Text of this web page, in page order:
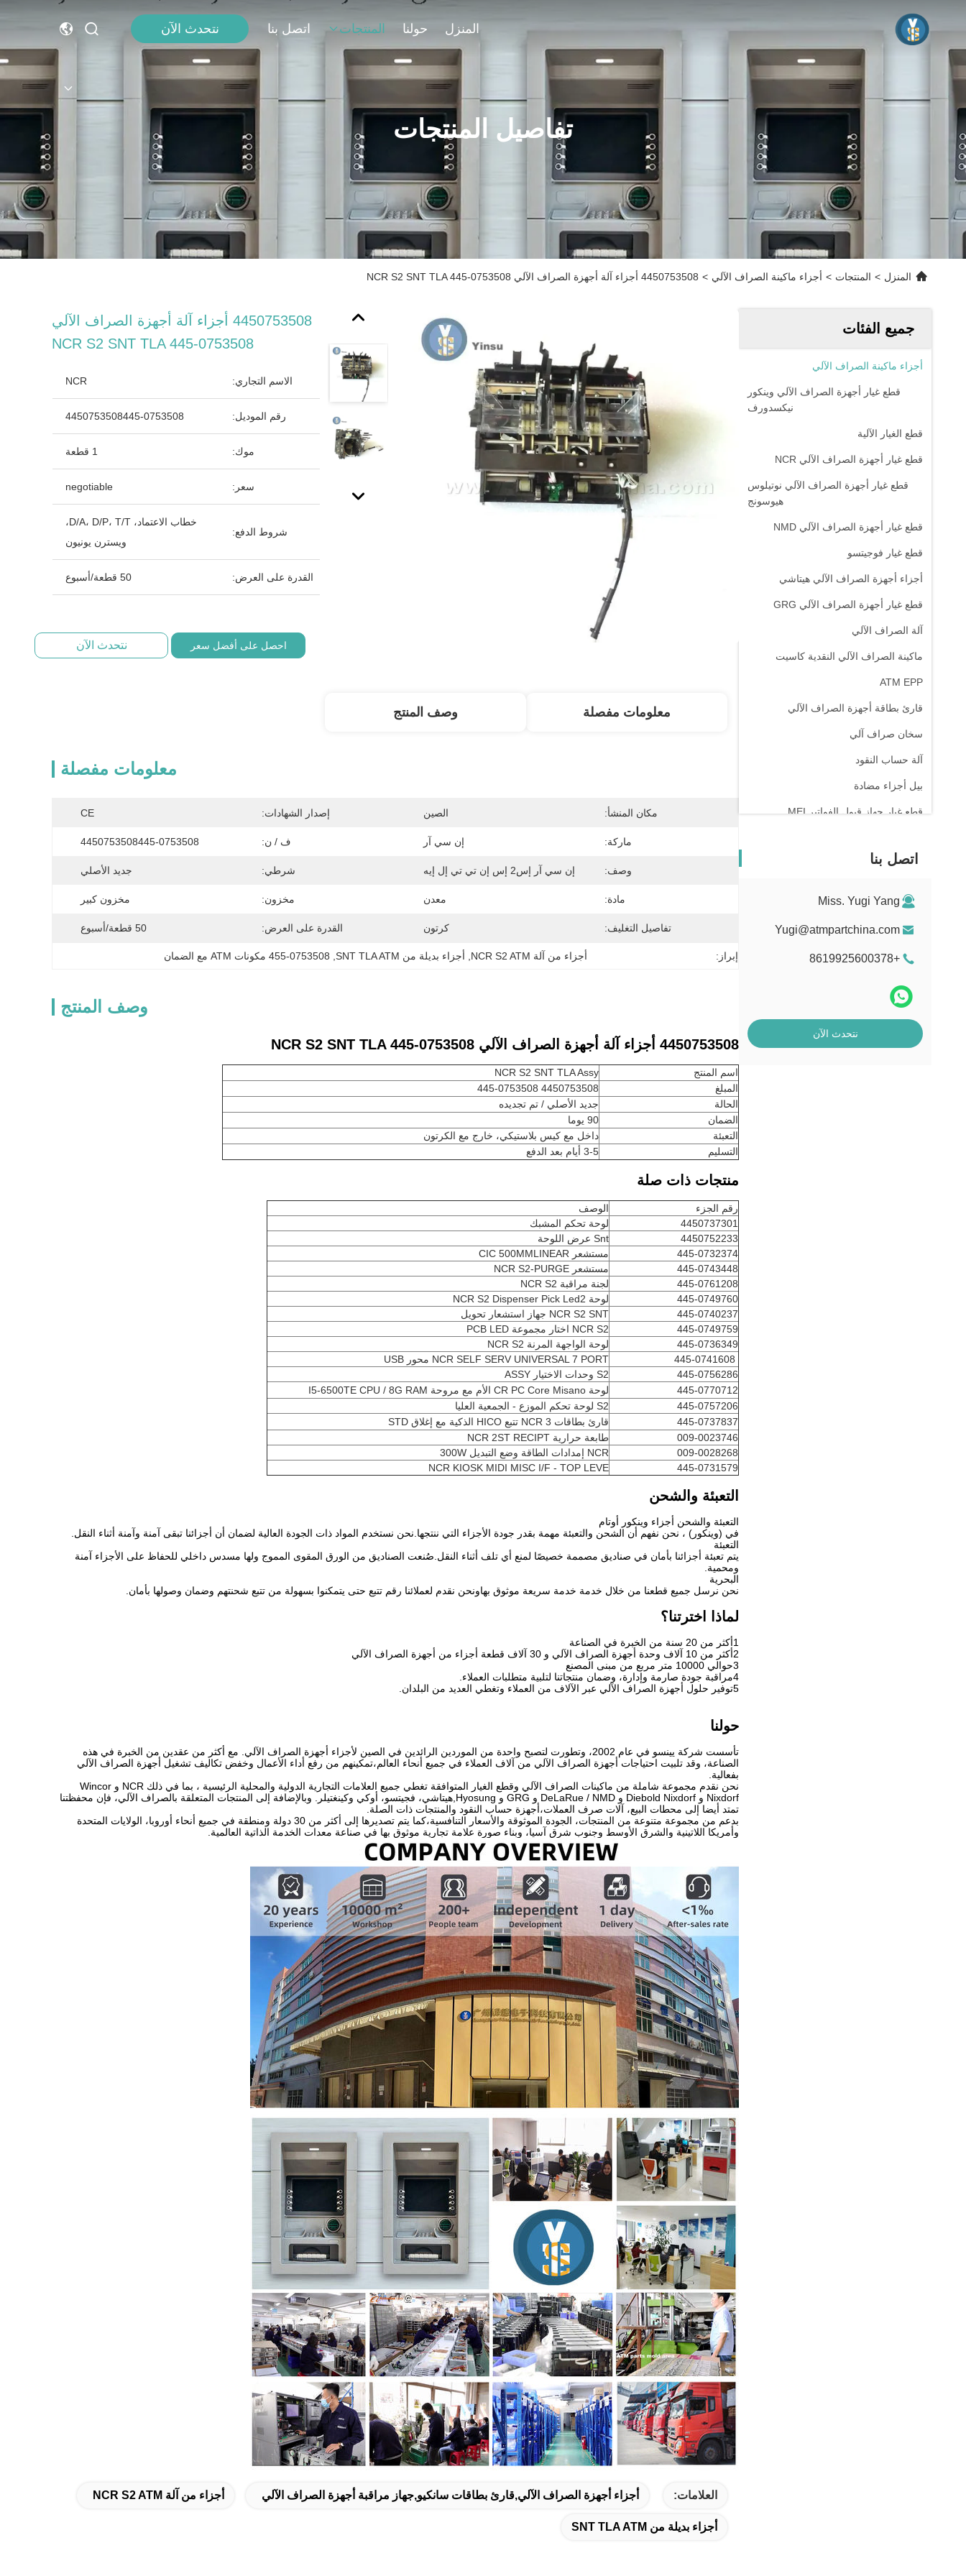
المنزل حولنا المنتجات اتصل بنا نتحدث الآن
تفاصيل المنتجات
المنزل > المنتجات > أجزاء ماكينة الصراف الآلي > 4450753508 أجزاء آلة أجهزة الصراف الآلي NCR S2 SNT TLA 445-0753508
جميع الفئات
أجزاء ماكينة الصراف الآلي
قطع غيار أجهزة الصراف الآلي وينكور
نيكسدورف
قطع الغيار الآلية
قطع غيار أجهزة الصراف الآلي NCR
قطع غيار أجهزة الصراف الآلي نوتيلوس
هيوسونج
قطع غيار أجهزة الصراف الآلي NMD
قطع غيار فوجيتسو
أجزاء أجهزة الصراف الآلي هيتاشي
قطع غيار أجهزة الصراف الآلي GRG
آلة الصراف الآلي
ماكينة الصراف الآلي النقدية كاسيت
ATM EPP
قارئ بطاقة أجهزة الصراف الآلي
سخان صراف آلي
آلة حساب النقود
بيل أجزاء مضادة
قطع غيار جهاز قبول الفواتير MEI
اتصل بنا
Miss. Yugi Yang
Yugi@atmpartchina.com
+8619925600378
نتحدث الآن
4450753508 أجزاء آلة أجهزة الصراف الآلي
NCR S2 SNT TLA 445-0753508
الاسم التجاري: NCR
رقم الموديل: 4450753508445-0753508
موك: 1 قطعة
سعر: negotiable
شروط الدفع:
خطاب الاعتماد، D/A، D/P، T/T،
ويسترن يونيون
القدرة على العرض: 50 قطعة/أسبوع
احصل على أفضل سعر نتحدث الآن
معلومات مفصلة وصف المنتج
معلومات مفصلة
مكان المنشأ: الصين إصدار الشهادات: CE
ماركة: إن سي آر ف / ن: 4450753508445-0753508
وصف: إن سي آر إس2 إس إن تي تي إل إيه شرطي: جديد الأصلي
مادة: معدن مخزون: مخزون كبير
تفاصيل التغليف: كرتون القدرة على العرض: 50 قطعة/أسبوع
إبراز: أجزاء من آلة NCR S2 ATM أجزاء بديلة من SNT TLA ATM 455-0753508 مكونات ATM مع الضمان
وصف المنتج
4450753508 أجزاء آلة أجهزة الصراف الآلي NCR S2 SNT TLA 445-0753508
اسم المنتج
NCR S2 SNT TLA Assy
المبلغ
4450753508 445-0753508
الحالة
جديد الأصلي / تم تجديده
الضمان
90 يوما
التعبئة
داخل مع كيس بلاستيكي، خارج مع الكرتون
التسليم
3-5 أيام بعد الدفع
منتجات ذات صلة
رقم الجزء
الوصف
4450737301
لوحة تحكم المشبك
4450752233
Snt عرض اللوحة
445-0732374
مستشعر CIC 500MMLINEAR
445-0743448
مستشعر NCR S2-PURGE
445-0761208
لجنة مراقبة NCR S2
445-0749760
لوحة NCR S2 Dispenser Pick Led2
445-0740237
NCR S2 SNT جهاز استشعار تحويل
445-0749759
NCR S2 اختار مجموعة PCB LED
445-0736349
لوحة الواجهة المرنة NCR S2
445-0741608
NCR SELF SERV UNIVERSAL 7 PORT محور USB
445-0756286
S2 وحدات الاختيار ASSY
445-0770712
لوحة CR PC Core Misano الأم مع مروحة I5-6500TE CPU / 8G RAM
445-0757206
S2 لوحة تحكم الموزع - الجمعية العليا
445-0737837
قارئ بطاقات NCR 3 تتبع HICO الذكية مع إغلاق STD
009-0023746
طابعة حرارية NCR 2ST RECIPT
009-0028268
NCR إمدادات الطاقة وضع التبديل 300W
445-0731579
NCR KIOSK MIDI MISC I/F - TOP LEVE
التعبئة والشحن
التعبئة والشحن أجزاء وينكور أوتام
في (وينكور) ، نحن نفهم أن الشحن والتعبئة مهمة بقدر جودة الأجزاء التي ننتجها.نحن نستخدم المواد ذات الجودة العالية لضمان أن أجزائنا تبقى آمنة وآمنة أثناء النقل.
التعبئة
يتم تعبئة أجزائنا بأمان في صناديق مصممة خصيصًا لمنع أي تلف أثناء النقل.صُنعت الصناديق من الورق المقوى المموج ولها مسدس داخلي للحفاظ على الأجزاء آمنة
ومحمية.
البحرية
نحن نرسل جميع قطعنا من خلال خدمة خدمة سريعة موثوق بهاونحن نقدم لعملائنا رقم تتبع حتى يتمكنوا بسهولة من تتبع شحنتهم وضمان وصولها بأمان.
لماذا اخترتنا؟
1أكثر من 20 سنة من الخبرة في الصناعة
2أكثر من 10 آلاف وحدة أجهزة الصراف الآلي و 30 آلاف قطعة أجزاء من أجهزة الصراف الآلي
3حوالي 10000 متر مربع من مبنى المصنع
4مراقبة جودة صارمة وإدارة، وضمان منتجاتنا لتلبية متطلبات العملاء.
5توفير حلول أجهزة الصراف الآلي عبر الآلاف من العملاء وتغطي العديد من البلدان.
حولنا
تأسست شركة يينسو في عام 2002، وتطورت لتصبح واحدة من الموردين الرائدين في الصين لأجزاء أجهزة الصراف الآلي. مع أكثر من عقدين من الخبرة في هذه
الصناعة، وقد تلبيت احتياجات أجهزة الصراف الآلي من آلاف العملاء في جميع أنحاء العالم،تمكينهم من رفع أداء الأعمال وخفض تكاليف تشغيل أجهزة الصراف الآلي
بفعالية.
نحن نقدم مجموعة شاملة من ماكينات الصراف الآلي وقطع الغيار المتوافقة تغطي جميع العلامات التجارية الدولية والمحلية الرئيسية ، بما في ذلك NCR و Wincor
Nixdorf و Diebold Nixdorf و DeLaRue / NMD و GRG و Hyosung,هيتاشي، فجيتسو، أوكي وكينغتيلر. وبالإضافة إلى المنتجات المتعلقة بالصراف الآلي، فإن محفظتنا
تمتد أيضا إلى محطات البيع، آلات صرف العملات،أجهزة حساب النقود والمنتجات ذات الصلة.
بدعم من مجموعة متنوعة من المنتجات، الجودة الموثوقة والأسعار التنافسية،كما يتم تصديرها إلى أكثر من 30 دولة ومنطقة في جميع أنحاء أوروبا، الولايات المتحدة
وأمريكا اللاتينية والشرق الأوسط وجنوب شرق آسيا، وبناء صورة علامة تجارية موثوق بها في صناعة معدات الخدمة الذاتية العالمية.
العلامات: أجزاء أجهزة الصراف الآلي,قارئ بطاقات سانكيو,جهاز مراقبة أجهزة الصراف الآلي أجزاء من آلة NCR S2 ATM
أجزاء بديلة من SNT TLA ATM